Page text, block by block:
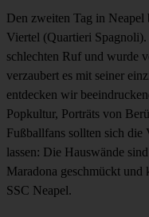
Den zweiten Tag in Neapel
Viertel (Quartieri
schlechten Ruf und wurde
verzaubert es mit seiner
entdecken wir
Popkultur, Porträts von
Fußballfans sollten sich die
lassen: Die Hauswände
Maradona geschmückt
SSC Neapel.